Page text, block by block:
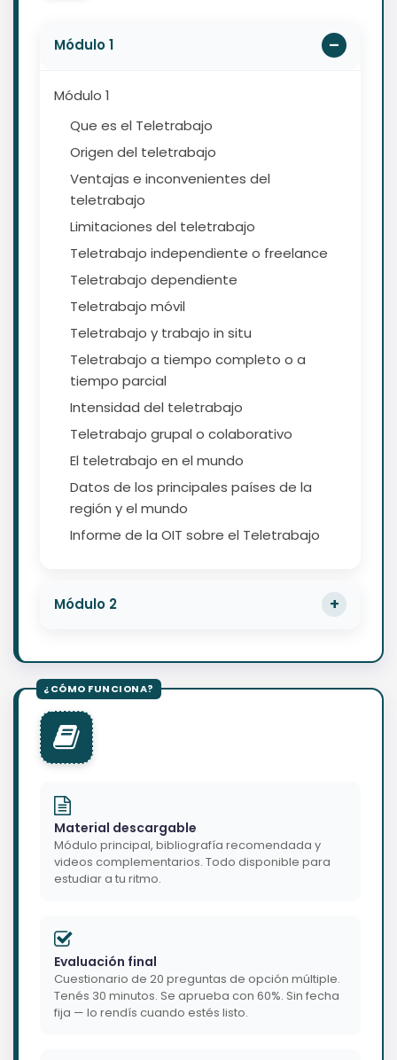
Módulo 1
Módulo 1
Que es el Teletrabajo
Origen del teletrabajo
Ventajas e inconvenientes del
teletrabajo
Limitaciones del teletrabajo
Teletrabajo independiente o freelance
Teletrabajo dependiente
Teletrabajo móvil
Teletrabajo y trabajo in situ
Teletrabajo a tiempo completo o a
tiempo parcial
Intensidad del teletrabajo
Teletrabajo grupal o colaborativo
El teletrabajo en el mundo
Datos de los principales países de la
región y el mundo
Informe de la OIT sobre el Teletrabajo
Módulo 2
Material descargable
Módulo principal, bibliografía recomendada y
videos complementarios. Todo disponible para
estudiar a tu ritmo.
Evaluación final
Cuestionario de 20 preguntas de opción múltiple.
Tenés 30 minutos. Se aprueba con 60%. Sin fecha
fija — lo rendís cuando estés listo.